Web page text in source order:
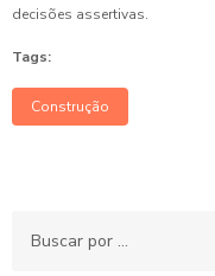
decisões assertivas.
Tags:
Construção